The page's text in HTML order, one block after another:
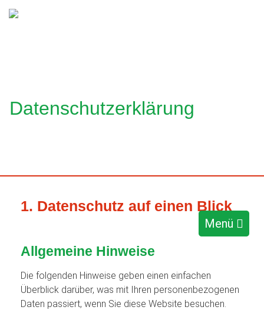
Menü
Datenschutzerklärung
1. Datenschutz auf einen Blick
Allgemeine Hinweise
Die folgenden Hinweise geben einen einfachen
Überblick darüber, was mit Ihren personenbezogenen
Daten passiert, wenn Sie diese Website besuchen.